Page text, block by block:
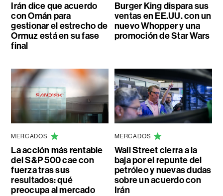
Irán dice que acuerdo
con Omán para
gestionar el estrecho de
Ormuz está en su fase
final
Burger King dispara sus
ventas en EE.UU. con un
nuevo Whopper y una
promoción de Star Wars
MERCADOS
La acción más rentable
del S&P 500 cae con
fuerza tras sus
resultados: qué
preocupa al mercado
MERCADOS
Wall Street cierra a la
baja por el repunte del
petróleo y nuevas dudas
sobre un acuerdo con
Irán